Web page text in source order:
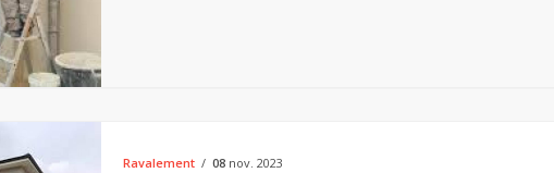
Ravalement 08nov. 2023